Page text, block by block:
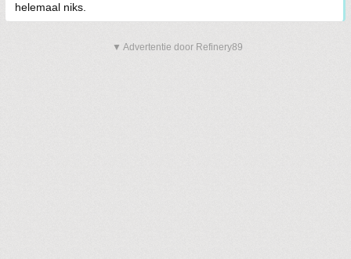
helemaal niks.
▼ Advertentie door Refinery89